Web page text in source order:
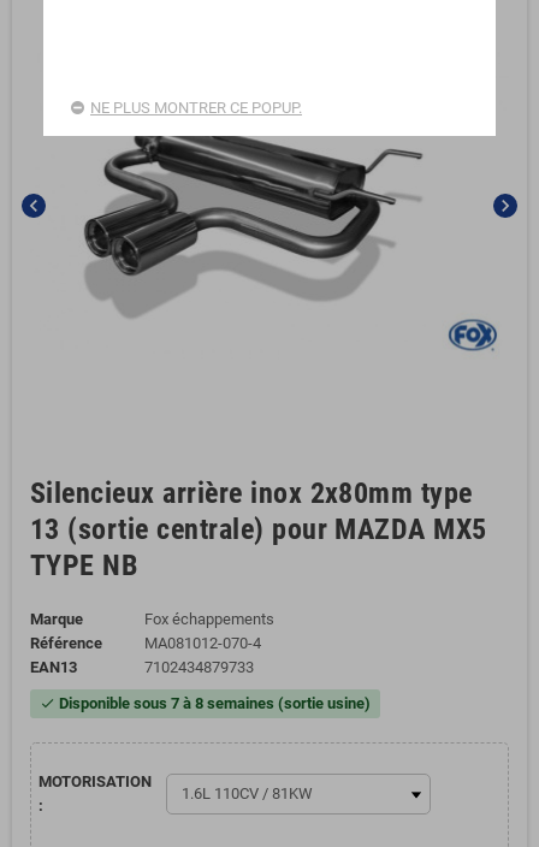
chevron_left chevron_right
Silencieux arrière inox 2x80mm type
13 (sortie centrale) pour MAZDA MX5
TYPE NB
Marque
Fox échappements
Référence
MA081012-070-4
EAN13
7102434879733
check Disponible sous 7 à 8 semaines (sortie usine)
MOTORISATION
:
NE PLUS MONTRER CE POPUP.